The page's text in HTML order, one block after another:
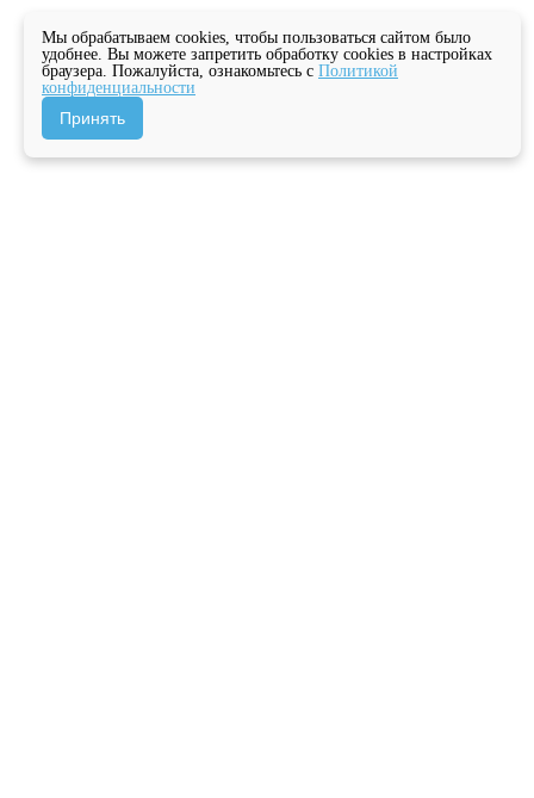
Мы обрабатываем cookies, чтобы пользоваться сайтом было
удобнее. Вы можете запретить обработку cookies в настройках
браузера. Пожалуйста, ознакомьтесь с Политикой
конфиденциальности
Принять